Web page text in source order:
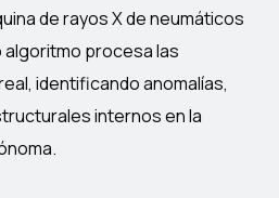
de rayos X de neumáticos
procesa las
identificando anomalías,
internos en la